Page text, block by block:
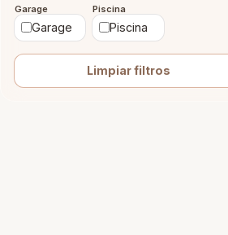
Garage
Garage
Piscina
Piscina
Limpiar filtros